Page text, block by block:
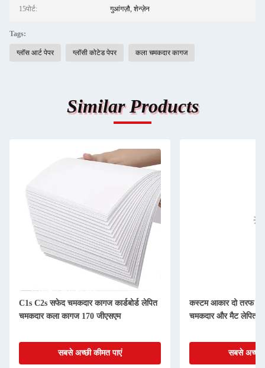
15पोर्ट: गुआंगज़ौ, शेन्ज़ेन
Tags:
ग्लॉस आर्ट पेपर ग्लॉसी कोटेड पेपर कला चमकदार कागज
Similar Products
C1s C2s सफेद चमकदार कागज कार्डबोर्ड लेपित
चमकदार कला कागज 170 जीएसएम
सबसे अच्छी कीमत पाएं
कस्टम आकार दो तरफ
चमकदार और मैट लेपित
सबसे अच्छी